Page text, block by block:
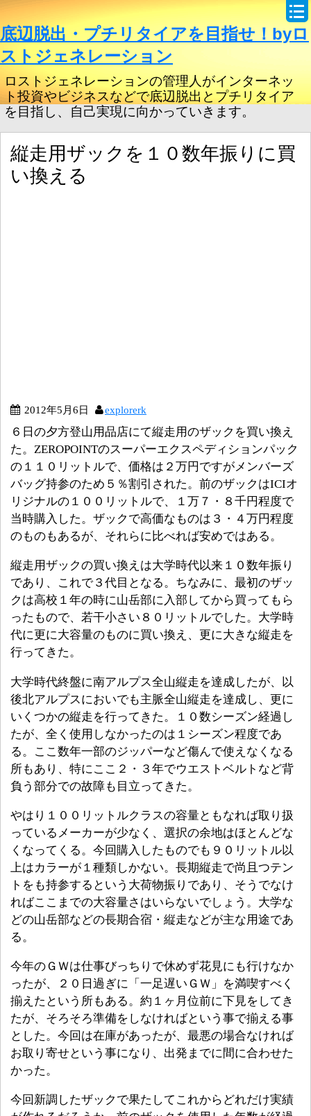
底辺脱出・プチリタイアを目指せ！byロ
ストジェネレーション
ロストジェネレーションの管理人がインターネッ
ト投資やビジネスなどで底辺脱出とプチリタイア
を目指し、自己実現に向かっていきます。
縦走用ザックを１０数年振りに買
い換える
2012年5月6日 explorerk
６日の夕方登山用品店にて縦走用のザックを買い換え
た。ZEROPOINTのスーパーエクスペディションパック
の１１０リットルで、価格は２万円ですがメンバーズ
バッグ持参のため５％割引された。前のザックはICIオ
リジナルの１００リットルで、１万７・８千円程度で
当時購入した。ザックで高価なものは３・４万円程度
のものもあるが、それらに比べれば安めではある。
縦走用ザックの買い換えは大学時代以来１０数年振り
であり、これで３代目となる。ちなみに、最初のザッ
クは高校１年の時に山岳部に入部してから買ってもら
ったもので、若干小さい８０リットルでした。大学時
代に更に大容量のものに買い換え、更に大きな縦走を
行ってきた。
大学時代終盤に南アルプス全山縦走を達成したが、以
後北アルプスにおいでも主脈全山縦走を達成し、更に
いくつかの縦走を行ってきた。１０数シーズン経過し
たが、全く使用しなかったのは１シーズン程度であ
る。ここ数年一部のジッパーなど傷んで使えなくなる
所もあり、特にここ２・３年でウエストベルトなど背
負う部分での故障も目立ってきた。
やはり１００リットルクラスの容量ともなれば取り扱
っているメーカーが少なく、選択の余地はほとんどな
くなってくる。今回購入したものでも９０リットル以
上はカラーが１種類しかない。長期縦走で尚且つテン
トをも持参するという大荷物振りであり、そうでなけ
ればここまでの大容量さはいらないでしょう。大学な
どの山岳部などの長期合宿・縦走などが主な用途であ
る。
今年のＧＷは仕事びっちりで休めず花見にも行けなか
ったが、２０日過ぎに「一足遅いＧＷ」を満喫すべく
揃えたという所もある。約１ヶ月位前に下見をしてき
たが、そろそろ準備をしなければという事で揃える事
とした。今回は在庫があったが、最悪の場合なければ
お取り寄せという事になり、出発までに間に合わせた
かった。
今回新調したザックで果たしてこれからどれだけ実績